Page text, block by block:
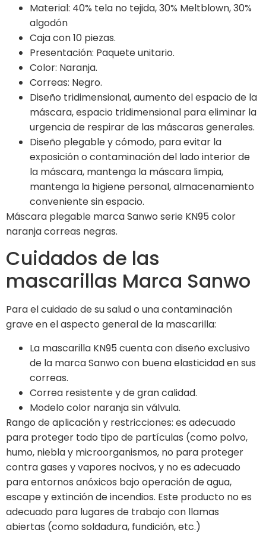
Material: 40% tela no tejida, 30% Meltblown, 30%
algodón
Caja con 10 piezas.
Presentación: Paquete unitario.
Color: Naranja.
Correas: Negro.
Diseño tridimensional, aumento del espacio de la
máscara, espacio tridimensional para eliminar la
urgencia de respirar de las máscaras generales.
Diseño plegable y cómodo, para evitar la
exposición o contaminación del lado interior de
la máscara, mantenga la máscara limpia,
mantenga la higiene personal, almacenamiento
conveniente sin espacio.
Máscara plegable marca Sanwo serie KN95 color
naranja correas negras.
Cuidados de las
mascarillas Marca Sanwo
Para el cuidado de su salud o una contaminación
grave en el aspecto general de la mascarilla:
La mascarilla KN95 cuenta con diseño exclusivo
de la marca Sanwo con buena elasticidad en sus
correas.
Correa resistente y de gran calidad.
Modelo color naranja sin válvula.
Rango de aplicación y restricciones: es adecuado
para proteger todo tipo de partículas (como polvo,
humo, niebla y microorganismos, no para proteger
contra gases y vapores nocivos, y no es adecuado
para entornos anóxicos bajo operación de agua,
escape y extinción de incendios. Este producto no es
adecuado para lugares de trabajo con llamas
abiertas (como soldadura, fundición, etc.)